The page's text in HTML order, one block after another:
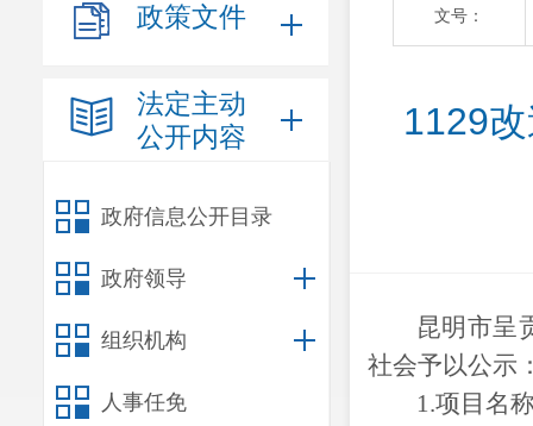
政策文件
法定主动
公开内容
政府信息公开目录
政府领导
组织机构
人事任免
文号：
1129
昆明市呈
社会予以公示
1.项目名